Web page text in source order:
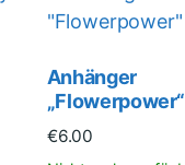
Anhänger
„Flowerpower“
€6.00